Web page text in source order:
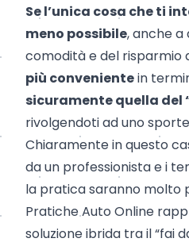
Se l’unica cosa che ti
meno possibile, anche a
comodità e del risparmio
più convenientein
sicuramente quella del
rivolgendoti ad uno
Chiaramente in questo
da un professionista e i
la pratica saranno molto
Pratiche Auto Online
soluzione ibrida tra il “fai